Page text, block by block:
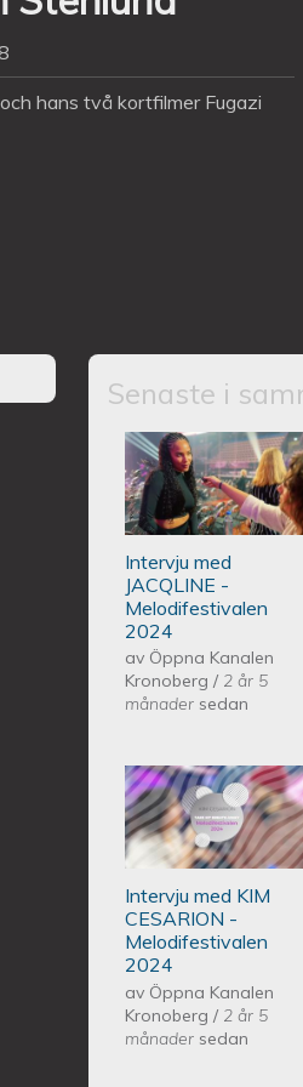
hans två kortfilmer Fugazi
Senaste i
Intervju med
Intervju med
JACQLINE -
Melodifestivalen
2024
av Öppna Kanalen
Kronoberg/ 2 år 5
månader sedan
Intervju med
2024
Intervju med KIM
CESARION -
Melodifestivalen
2024
av Öppna Kanalen
Kronoberg/ 2 år 5
månader sedan